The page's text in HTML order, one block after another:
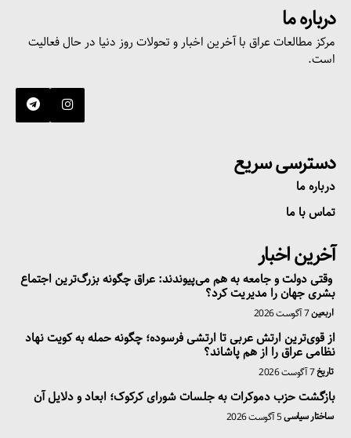
درباره ما
مرکز مطالعات عراق با آخرین اخبار و تحولات روز دنیا در حال فعالیت
است.
دسترسی سریع
درباره ما
تماس با ما
آخرین اخبار
وقتی دولت و جامعه به هم می‌پیوندند: عراق چگونه بزرگ‌ترین اجتماع
بشری جهان را مدیریت کرد؟
اربعین7 آگوست 2026
از قوی‌ترین ارتش عربی تا ارتشی فرسوده؛ چگونه حمله به کویت نهاد
نظامی عراق را از هم پاشاند؟
تاریخ7 آگوست 2026
بازگشت حزب دموکرات به جلسات شورای کرکوک؛ ابعاد و دلایل آن
ساختار سیاسی5 آگوست 2026